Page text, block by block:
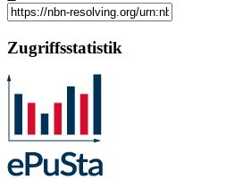
Zugriffsstatistik